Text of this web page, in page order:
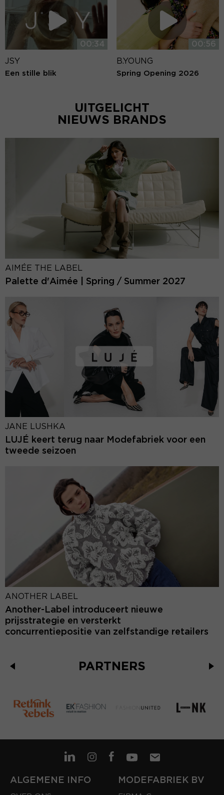
00:34
JSY
Een stille blik
00:56
B.YOUNG
Spring Opening 2026
UITGELICHT
NIEUWS BRANDS
AIMÉE THE LABEL
Palette d'Aimée | Spring / Summer 2027
JANE LUSHKA
LUJÉ keert terug naar Modefabriek voor een
tweede seizoen
ANOTHER LABEL
Another-Label introduceert nieuwe
prijsstrategie en versterkt
concurrentiepositie van zelfstandige retailers
PARTNERS
ALGEMENE INFO MODEFABRIEK BV